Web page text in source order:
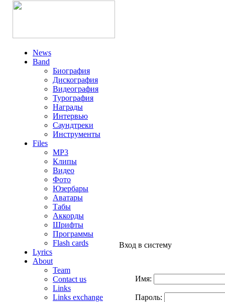
News
Band
Биография
Дискография
Видеография
Турография
Награды
Интервью
Саундтреки
Инструменты
Files
MP3
Клипы
Видео
Фото
Юзербары
Аватары
Табы
Аккорды
Шрифты
Программы
Flash cards
Lyrics
About
Team
Contact us
Links
Links exchange
Вход в систему
Имя:
Пароль: